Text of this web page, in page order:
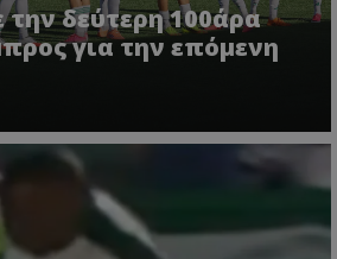
την δεύτερη 100άρα
για την επόμενη